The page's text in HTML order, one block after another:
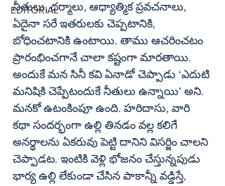
EDITORIAL
నీతులు, ధర్మాలు, ఆధ్యాత్మిక ప్రవచనాలు,
ఏదైనా సరే ఇతరులకు చెప్పటానికి,
బోధించటానికి ఉంటాయి. తాము ఆచరించటం
ప్రారంభించగానే చాలా కష్టంగా మారతాయి.
అందుకే మన సినీ కవి ఏనాడో చెప్పాడు ‘ఎదుటి
మనిషికి చెప్పేటందుకే నీతులు ఉన్నాయి’ అని.
మనకో ఉటంకింపూ ఉంది. హరిదాసు, వారి
కథా సందర్భంగా ఉల్లి తినడం వల్ల కలిగే
అనర్థాలను ఏకరువు పెట్టి దానిని విసర్జిం చాలని
చెప్పాడట. ఇంటికి వెళ్లి భోజనం చేస్తున్నపుడు
భార్య ఉల్లి లేకుండా చేసిన పాకాన్నీ వడ్డిస్తే,